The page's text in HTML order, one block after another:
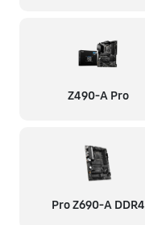
Z490-A Pro
Pro Z690-A DDR4